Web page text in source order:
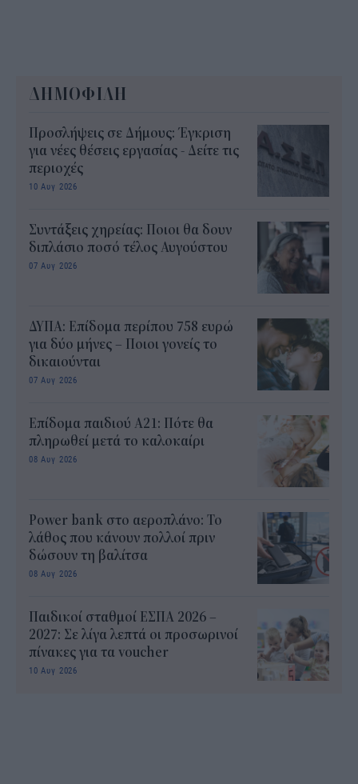
ΔΗΜΟΦΙΛΗ
Προσλήψεις σε Δήμους: Έγκριση
για νέες θέσεις εργασίας - Δείτε τις
περιοχές
10 Αυγ 2026
Συντάξεις χηρείας: Ποιοι θα δουν
διπλάσιο ποσό τέλος Αυγούστου
07 Αυγ 2026
ΔΥΠΑ: Επίδομα περίπου 758 ευρώ
για δύο μήνες – Ποιοι γονείς το
δικαιούνται
07 Αυγ 2026
Επίδομα παιδιού Α21: Πότε θα
πληρωθεί μετά το καλοκαίρι
08 Αυγ 2026
Power bank στο αεροπλάνο: Το
λάθος που κάνουν πολλοί πριν
δώσουν τη βαλίτσα
08 Αυγ 2026
Παιδικοί σταθμοί ΕΣΠΑ 2026 –
2027: Σε λίγα λεπτά οι προσωρινοί
πίνακες για τα voucher
10 Αυγ 2026